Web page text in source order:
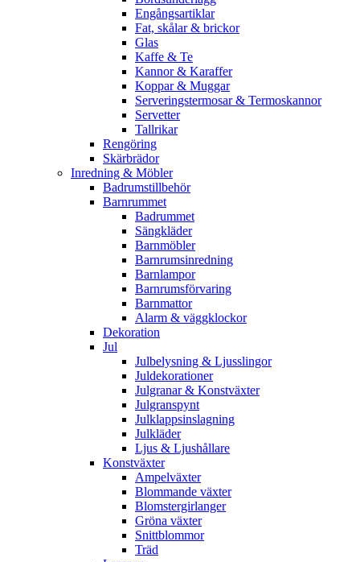
Engångsartiklar
Fat, skålar & brickor
Glas
Kaffe & Te
Kannor & Karaffer
Koppar & Muggar
Serveringstermosar & Termoskannor
Servetter
Tallrikar
Rengöring
Skärbrädor
Inredning & Möbler
Badrumstillbehör
Barnrummet
Badrummet
Sängkläder
Barnmöbler
Barnrumsinredning
Barnlampor
Barnrumsförvaring
Barnmattor
Alarm & väggklockor
Dekoration
Jul
Julbelysning & Ljusslingor
Juldekorationer
Julgranar & Konstväxter
Julgranspynt
Julklappsinslagning
Julkläder
Ljus & Ljushållare
Konstväxter
Ampelväxter
Blommande växter
Blomstergirlanger
Gröna växter
Snittblommor
Träd